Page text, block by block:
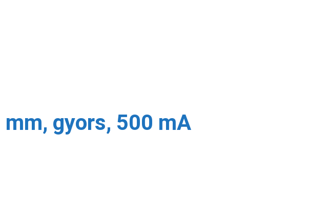
gyors, 500 mA